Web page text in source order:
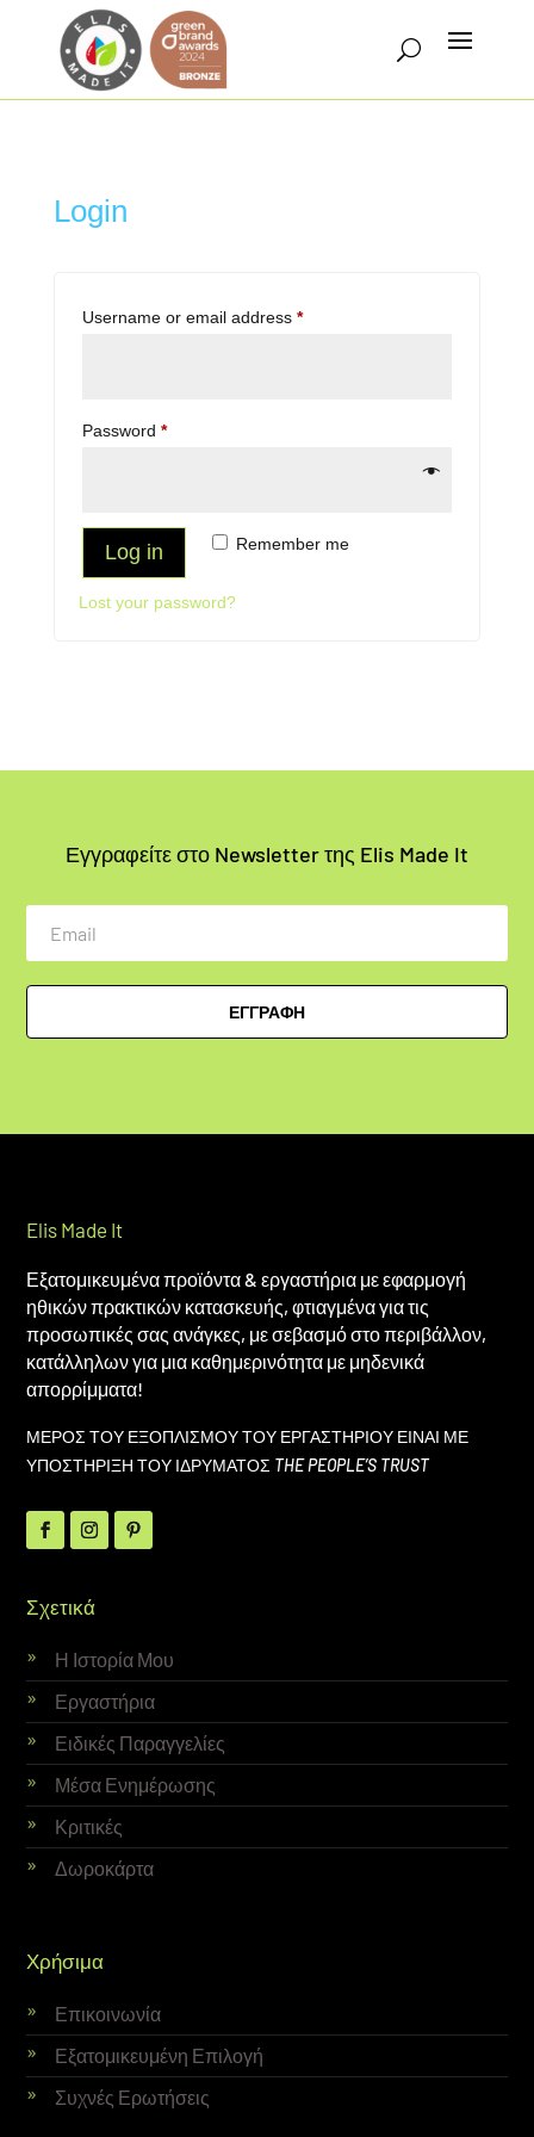
Login
Username or email address *Required
Password *Required
Remember me
Log in
Lost your password?
Εγγραφείτε στο Newsletter της Elis Made It
Email
ΕΓΓΡΑΦΗ
Elis Made It
Εξατομικευμένα προϊόντα & εργαστήρια με εφαρμογή
ηθικών πρακτικών κατασκευής, φτιαγμένα για τις
προσωπικές σας ανάγκες, με σεβασμό στο περιβάλλον,
κατάλληλων για μια καθημερινότητα με μηδενικά
απορρίμματα!
ΜΕΡΟΣ ΤΟΥ ΕΞΟΠΛΙΣΜΟΥ ΤΟΥ ΕΡΓΑΣΤΗΡΙΟΥ ΕΙΝΑΙ ΜΕ
ΥΠΟΣΤΗΡΙΞΗ ΤΟΥ ΙΔΡΥΜΑΤΟΣ THE PEOPLE’S TRUST
Σχετικά
Η Ιστορία Μου
Εργαστήρια
Ειδικές Παραγγελίες
Μέσα Ενημέρωσης
Κριτικές
Δωροκάρτα
Χρήσιμα
Επικοινωνία
Εξατομικευμένη Επιλογή
Συχνές Ερωτήσεις